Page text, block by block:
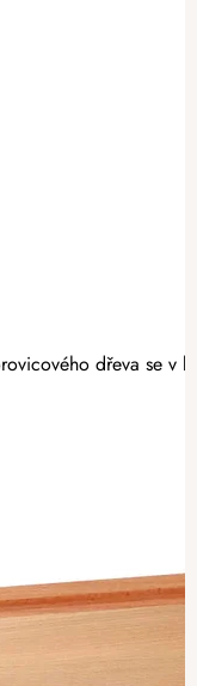
dřeva se v